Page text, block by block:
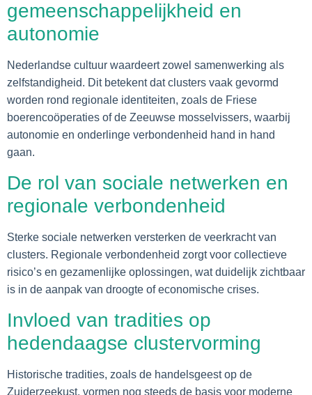
gemeenschappelijkheid en
autonomie
Nederlandse cultuur waardeert zowel samenwerking als
zelfstandigheid. Dit betekent dat clusters vaak gevormd
worden rond regionale identiteiten, zoals de Friese
boerencoöperaties of de Zeeuwse mosselvissers, waarbij
autonomie en onderlinge verbondenheid hand in hand
gaan.
De rol van sociale netwerken en
regionale verbondenheid
Sterke sociale netwerken versterken de veerkracht van
clusters. Regionale verbondenheid zorgt voor collectieve
risico’s en gezamenlijke oplossingen, wat duidelijk zichtbaar
is in de aanpak van droogte of economische crises.
Invloed van tradities op
hedendaagse clustervorming
Historische tradities, zoals de handelsgeest op de
Zuiderzeekust, vormen nog steeds de basis voor moderne